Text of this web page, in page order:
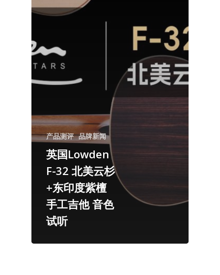
产品测评 品牌新闻
英国Lowden
F-32 北美云杉
+东印度紫檀
手工吉他 音色
试听